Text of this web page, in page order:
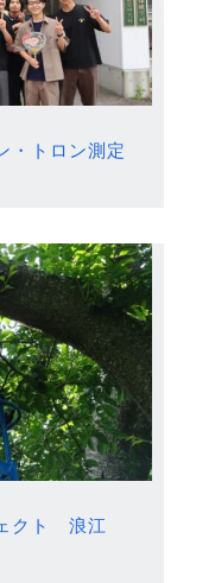
・トロン測定
クト 浪江